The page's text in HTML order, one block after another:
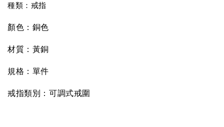
種類：戒指
顏色：銅色
材質：黃銅
規格：單件
戒指類別：可調式戒圍